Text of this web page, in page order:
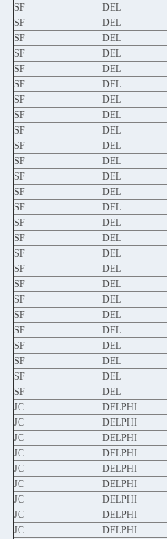
SF
DEL
SF
DEL
SF
DEL
SF
DEL
SF
DEL
SF
DEL
SF
DEL
SF
DEL
SF
DEL
SF
DEL
SF
DEL
SF
DEL
SF
DEL
SF
DEL
SF
DEL
SF
DEL
SF
DEL
SF
DEL
SF
DEL
SF
DEL
SF
DEL
SF
DEL
SF
DEL
SF
DEL
SF
DEL
SF
DEL
JC
DELPHI
JC
DELPHI
JC
DELPHI
JC
DELPHI
JC
DELPHI
JC
DELPHI
JC
DELPHI
JC
DELPHI
JC
DELPHI